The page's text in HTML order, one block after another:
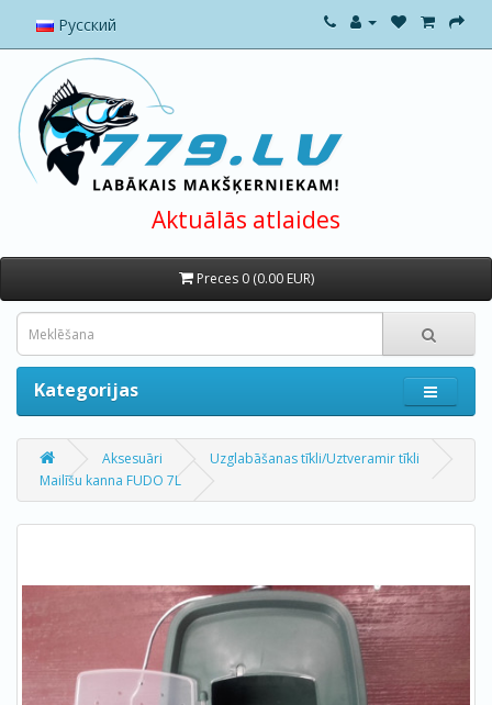
Русский
Aktuālās atlaides
Preces 0 (0.00 EUR)
Kategorijas
Aksesuāri
Uzglabāšanas tīkli/Uztveramir tīkli
Mailīšu kanna FUDO 7L